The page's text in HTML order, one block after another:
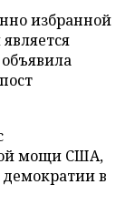
избранной
мощи США,
демократии в